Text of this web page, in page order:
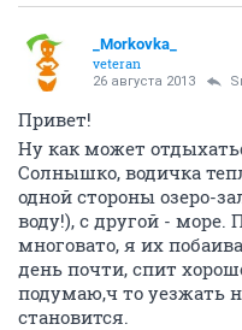
_Morkovka_
veteran
26 августа 2013
Привет!
Ну как может
Солнышко, водичка
одной стороны озеро-
воду!), с другой - море.
многовато, я их
день почти, спит
подумаю,ч то уезжать
становится.